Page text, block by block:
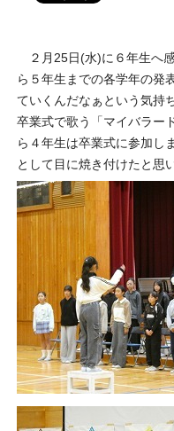
２月25日(水)に６年生へ
ら５年生までの各学年の発
ていくんだなぁという気持
卒業式で歌う「マイバラー
ら４年生は卒業式に参加し
として目に焼き付けたと思